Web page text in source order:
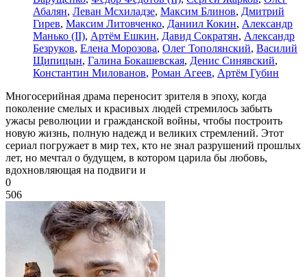
Абалян, Леван Мсхиладзе, Максим Блинов, Дмитрий
Гирев, Максим Литовченко, Даниил Кокин, Александр
Манько (II), Артём Ешкин, Давид Сократян, Александр
Безруков, Елена Морозова, Олег Тополянский, Василий
Щипицын, Галина Бокашевская, Денис Синявский,
Константин Милованов, Роман Агеев, Артём Губин
Многосерийная драма переносит зрителя в эпоху, когда
поколение смелых и красивых людей стремилось забыть
ужасы революции и гражданской войны, чтобы построить
новую жизнь, полную надежд и великих стремлений. Этот
сериал погружает в мир тех, кто не знал разрушений прошлых
лет, но мечтал о будущем, в котором царила бы любовь,
вдохновляющая на подвиги и
0
506